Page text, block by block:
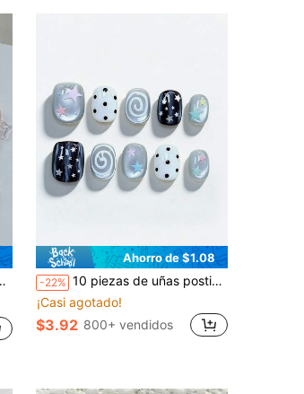
Ahorro de $1.08
-22% 10 piezas de uñas postizas personalizadas estilo Y2K, pintadas a mano, cortas, cuadradas y redondas, con diseños de espiral blanco, lunares blanco y negro, estrella de cinco puntas en amarillo, azul, rosa, verde, púrpura y plateado, lentejuelas, ojo de gato gris y blanco, adecuadas para reuniones casuales, festivales de música y fiestas, hechas a mano
¡Casi agotado!
$3.92 800+ vendidos